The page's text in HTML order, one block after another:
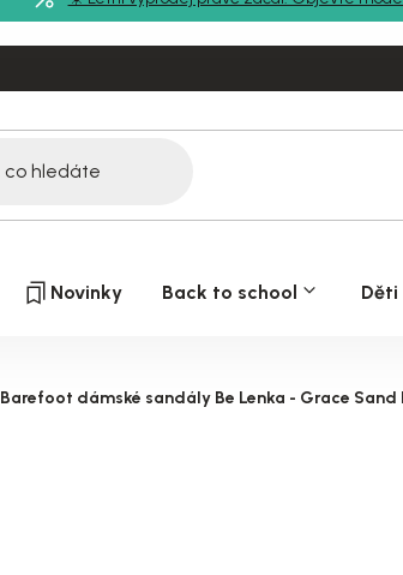
Novinky Back to school Děti
Barefoot dámské sandály Be Lenka - Grace Sand